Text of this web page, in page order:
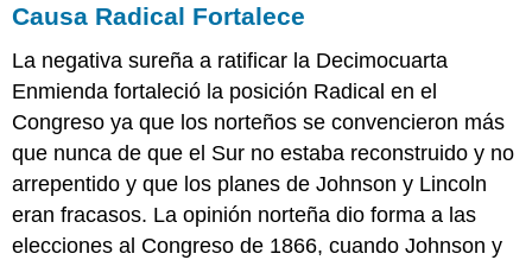
Causa Radical Fortalece
La negativa sureña a ratificar la Decimocuarta
Enmienda fortaleció la posición Radical en el
Congreso ya que los norteños se convencieron más
que nunca de que el Sur no estaba reconstruido y no
arrepentido y que los planes de Johnson y Lincoln
eran fracasos. La opinión norteña dio forma a las
elecciones al Congreso de 1866, cuando Johnson y